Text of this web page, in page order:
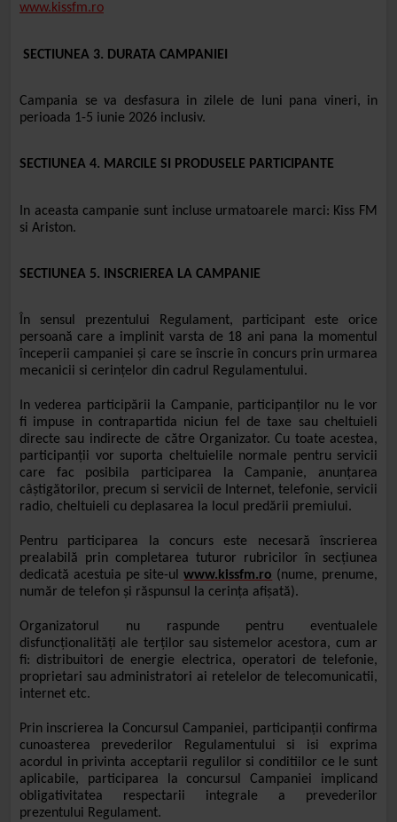
www.kissfm.ro
SECTIUNEA 3. DURATA CAMPANIEI
Campania se va desfasura in zilele de luni pana vineri, in
perioada 1-5 iunie 2026 inclusiv.
SECTIUNEA 4. MARCILE SI PRODUSELE PARTICIPANTE
In aceasta campanie sunt incluse urmatoarele marci: Kiss FM
si Ariston.
SECTIUNEA 5. INSCRIEREA LA CAMPANIE
În sensul prezentului Regulament, participant este orice
persoană care a implinit varsta de 18 ani pana la momentul
începerii campaniei și care se înscrie în concurs prin urmarea
mecanicii si cerințelor din cadrul Regulamentului.
In vederea participării la Campanie, participanților nu le vor
fi impuse in contrapartida niciun fel de taxe sau cheltuieli
directe sau indirecte de către Organizator. Cu toate acestea,
participanții vor suporta cheltuielile normale pentru servicii
care fac posibila participarea la Campanie, anunțarea
câștigătorilor, precum si servicii de Internet, telefonie, servicii
radio, cheltuieli cu deplasarea la locul predării premiului.
Pentru participarea la concurs este necesară înscrierea
prealabilă prin completarea tuturor rubricilor în secțiunea
dedicată acestuia pe site-ulwww.kissfm.ro (nume, prenume,
număr de telefon și răspunsul la cerința afișată).
Organizatorul nu raspunde pentru eventualele
disfuncționalități ale terților sau sistemelor acestora, cum ar
fi: distribuitori de energie electrica, operatori de telefonie,
proprietari sau administratori ai retelelor de telecomunicatii,
internet etc.
Prin inscrierea la Concursul Campaniei, participanții confirma
cunoasterea prevederilor Regulamentului si isi exprima
acordul in privinta acceptarii regulilor si conditiilor ce le sunt
aplicabile, participarea la concursul Campaniei implicand
obligativitatea respectarii integrale a prevederilor
prezentului Regulament.